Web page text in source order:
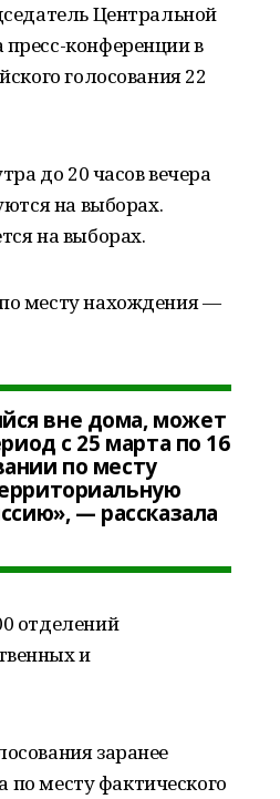
Центральной
конференции в
голосования 22
до 20 часов вечера
на выборах.
на выборах.
месту нахождения —
вне дома, может
с 25 марта по 16
по месту
— рассказала
отделений
и
заранее
по месту фактического